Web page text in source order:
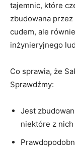
tajemnic,⁣ które
zbudowana
cudem, ale
inżynieryjnego‌
Co sprawia, że
Sprawdźmy:
Jest
niektóre z nich‌